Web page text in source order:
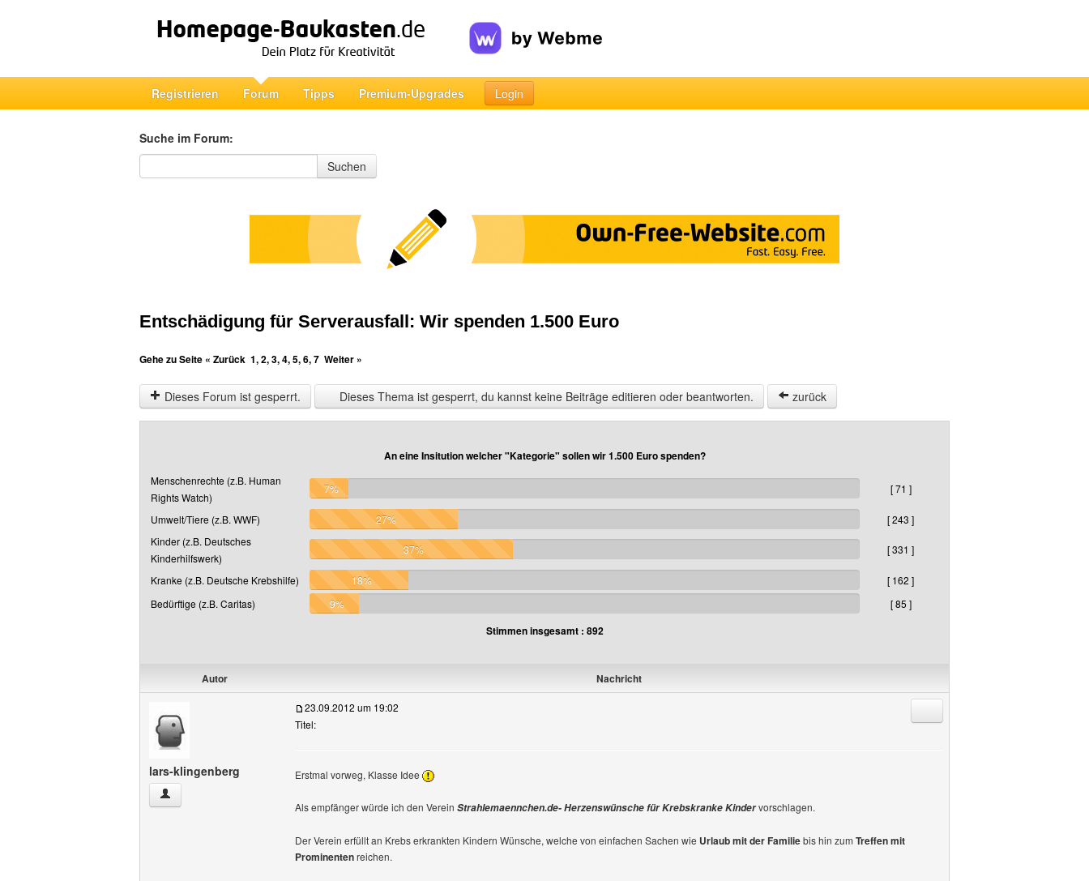
Registrieren Forum Tipps Premium-Upgrades Login
Suche im Forum:
Suche im Forum
Suchen
Entschädigung für Serverausfall: Wir spenden 1.500 Euro
Gehe zu Seite « Zurück 1,2,3,4,5,6,7 Weiter »
Dieses Forum ist gesperrt. Dieses Thema ist gesperrt, du kannst keine Beiträge editieren oder beantworten. zurück
An eine Insitution welcher "Kategorie" sollen wir 1.500 Euro spenden?
Menschenrechte (z.B. Human
Rights Watch)
7% [ 71 ]
Umwelt/Tiere (z.B. WWF) 27%
[ 243 ]
Kinder (z.B. Deutsches
Kinderhilfswerk)
37% [ 331 ]
Kranke (z.B. Deutsche Krebshilfe) 18%
[ 162 ]
Bedürftige (z.B. Caritas)
9% [ 85 ]
Stimmen insgesamt : 892
Autor Nachricht
lars-klingenberg
lars-klingenberg Benutzer-Profile anzeigen
23.09.2012 um 19:02
Titel:
Erstmal vorweg, Klasse Idee
Als empfänger würde ich den Verein Strahlemaennchen.de- Herzenswünsche für Krebskranke Kindervorschlagen.
Der Verein erfüllt an Krebs erkrankten Kindern Wünsche, welche von einfachen Sachen wie Urlaub mit der Familiebis hin zum Treffen mit
Prominentenreichen.